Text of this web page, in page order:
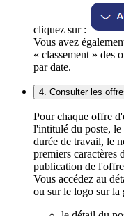
cliquez sur :
Vous avez
« classement » des
par date.
4. Consulter les
Pour chaque offre
l'intitulé du poste, le
durée de travail, le
premiers caractères
publication de
Vous accédez au
ou sur le logo sur la